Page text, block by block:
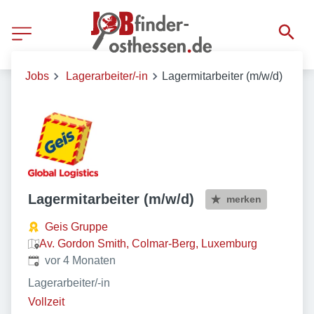
Jobs Lagerarbeiter/-in Lagermitarbeiter (m/w/d)
Lagermitarbeiter (m/w/d) merken
Geis Gruppe
Av. Gordon Smith, Colmar-Berg, Luxemburg
Veröffentlicht:
vor 4 Monaten
Lagerarbeiter/-in
Vollzeit